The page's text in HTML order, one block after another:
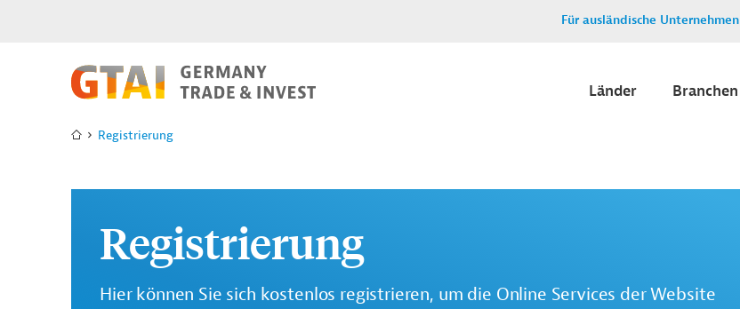
Für ausländische Unternehmen
Länder Branchen
Registrierung
Registrierung
Hier können Sie sich kostenlos registrieren, um die Online Services der Website